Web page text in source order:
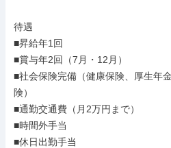
待遇
■昇給年1回
■賞与年2回（7月・12月）
■社会保険完備（健康保険、厚生年
険）
■通勤交通費（月2万円まで）
■時間外手当
■休日出勤手当